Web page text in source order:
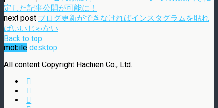
定した記事公開が可能に！
next post ブログ更新ができなければインスタグラムを貼れ
ばいいじゃない
Back to top
mobile desktop
All content Copyright Hachien Co., Ltd.